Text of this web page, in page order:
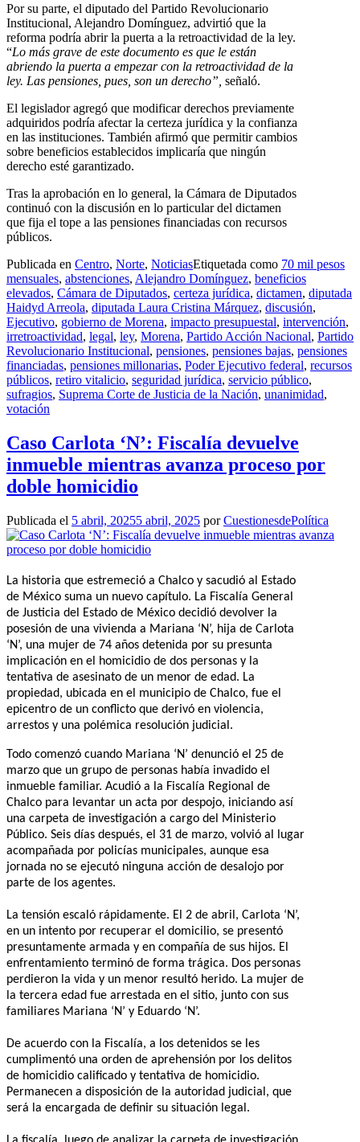
Por su parte, el diputado del Partido Revolucionario
Institucional, Alejandro Domínguez, advirtió que la
reforma podría abrir la puerta a la retroactividad de la ley.
“Lo más grave de este documento es que le están
abriendo la puerta a empezar con la retroactividad de la
ley. Las pensiones, pues, son un derecho”, señaló.
El legislador agregó que modificar derechos previamente
adquiridos podría afectar la certeza jurídica y la confianza
en las instituciones. También afirmó que permitir cambios
sobre beneficios establecidos implicaría que ningún
derecho esté garantizado.
Tras la aprobación en lo general, la Cámara de Diputados
continuó con la discusión en lo particular del dictamen
que fija el tope a las pensiones financiadas con recursos
públicos.
Publicada en Centro, Norte, NoticiasEtiquetada como 70 mil pesos
mensuales, abstenciones, Alejandro Domínguez, beneficios
elevados, Cámara de Diputados, certeza jurídica, dictamen, diputada
Haidyd Arreola, diputada Laura Cristina Márquez, discusión,
Ejecutivo, gobierno de Morena, impacto presupuestal, intervención,
irretroactividad, legal, ley, Morena, Partido Acción Nacional, Partido
Revolucionario Institucional, pensiones, pensiones bajas, pensiones
financiadas, pensiones millonarias, Poder Ejecutivo federal, recursos
públicos, retiro vitalicio, seguridad jurídica, servicio público,
sufragios, Suprema Corte de Justicia de la Nación, unanimidad,
votación
Caso Carlota ‘N’: Fiscalía devuelve
inmueble mientras avanza proceso por
doble homicidio
Publicada el 5 abril, 20255 abril, 2025 porCuestionesdePolítica
La historia que estremeció a Chalco y sacudió al Estado
de México suma un nuevo capítulo. La Fiscalía General
de Justicia del Estado de México decidió devolver la
posesión de una vivienda a Mariana ‘N’, hija de Carlota
‘N’, una mujer de 74 años detenida por su presunta
implicación en el homicidio de dos personas y la
tentativa de asesinato de un menor de edad. La
propiedad, ubicada en el municipio de Chalco, fue el
epicentro de un conflicto que derivó en violencia,
arrestos y una polémica resolución judicial.
Todo comenzó cuando Mariana ‘N’ denunció el 25 de
marzo que un grupo de personas había invadido el
inmueble familiar. Acudió a la Fiscalía Regional de
Chalco para levantar un acta por despojo, iniciando así
una carpeta de investigación a cargo del Ministerio
Público. Seis días después, el 31 de marzo, volvió al lugar
acompañada por policías municipales, aunque esa
jornada no se ejecutó ninguna acción de desalojo por
parte de los agentes.
La tensión escaló rápidamente. El 2 de abril, Carlota ‘N’,
en un intento por recuperar el domicilio, se presentó
presuntamente armada y en compañía de sus hijos. El
enfrentamiento terminó de forma trágica. Dos personas
perdieron la vida y un menor resultó herido. La mujer de
la tercera edad fue arrestada en el sitio, junto con sus
familiares Mariana ‘N’ y Eduardo ‘N’.
De acuerdo con la Fiscalía, a los detenidos se les
cumplimentó una orden de aprehensión por los delitos
de homicidio calificado y tentativa de homicidio.
Permanecen a disposición de la autoridad judicial, que
será la encargada de definir su situación legal.